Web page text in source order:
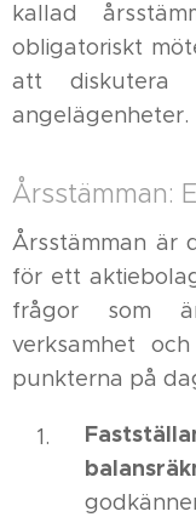
kallad
obligatoriskt
att diskutera
angelägenheter.
Årsstämman:
Årsstämman är
för ett
frågor som
verksamhet
punkterna på